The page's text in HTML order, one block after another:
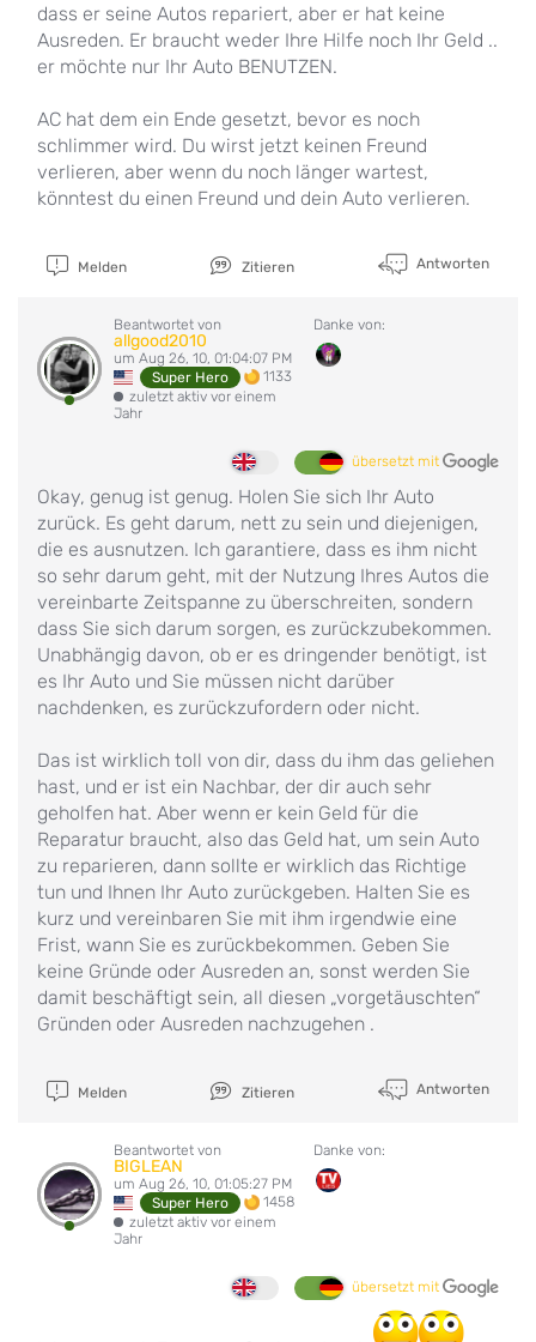
dass er seine Autos repariert, aber er hat keine
Ausreden. Er braucht weder Ihre Hilfe noch Ihr Geld ..
er möchte nur Ihr Auto BENUTZEN.
AC hat dem ein Ende gesetzt, bevor es noch
schlimmer wird. Du wirst jetzt keinen Freund
verlieren, aber wenn du noch länger wartest,
könntest du einen Freund und dein Auto verlieren.
Melden Zitieren Antworten
Beantwortet von
allgood2010
um Aug 26, 10, 01:04:07 PM
Super Hero
1133
zuletzt aktiv vor einem
Jahr
Danke von:
übersetzt mit
Okay, genug ist genug. Holen Sie sich Ihr Auto
zurück. Es geht darum, nett zu sein und diejenigen,
die es ausnutzen. Ich garantiere, dass es ihm nicht
so sehr darum geht, mit der Nutzung Ihres Autos die
vereinbarte Zeitspanne zu überschreiten, sondern
dass Sie sich darum sorgen, es zurückzubekommen.
Unabhängig davon, ob er es dringender benötigt, ist
es Ihr Auto und Sie müssen nicht darüber
nachdenken, es zurückzufordern oder nicht.
Das ist wirklich toll von dir, dass du ihm das geliehen
hast, und er ist ein Nachbar, der dir auch sehr
geholfen hat. Aber wenn er kein Geld für die
Reparatur braucht, also das Geld hat, um sein Auto
zu reparieren, dann sollte er wirklich das Richtige
tun und Ihnen Ihr Auto zurückgeben. Halten Sie es
kurz und vereinbaren Sie mit ihm irgendwie eine
Frist, wann Sie es zurückbekommen. Geben Sie
keine Gründe oder Ausreden an, sonst werden Sie
damit beschäftigt sein, all diesen „vorgetäuschten“
Gründen oder Ausreden nachzugehen .
Melden Zitieren Antworten
Beantwortet von
BIGLEAN
um Aug 26, 10, 01:05:27 PM
Super Hero
1458
zuletzt aktiv vor einem
Jahr
Danke von:
übersetzt mit